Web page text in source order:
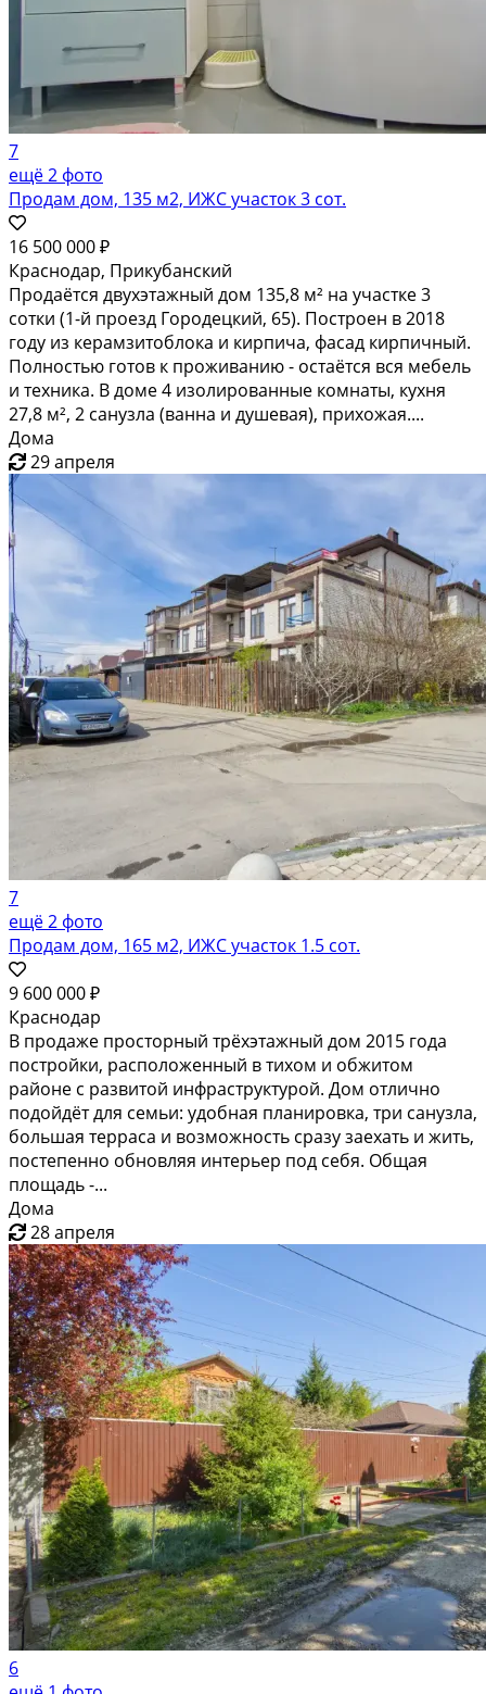
7
ещё 2 фото
Продам дом, 135 м2, ИЖС участок 3 сот.
16 500 000 ₽
Краснодар, Прикубанский
Продаётся двухэтажный дом 135,8 м² на участке 3
сотки (1-й проезд Городецкий, 65). Построен в 2018
году из керамзитоблока и кирпича, фасад кирпичный.
Полностью готов к проживанию - остаётся вся мебель
и техника. В доме 4 изолированные комнаты, кухня
27,8 м², 2 санузла (ванна и душевая), прихожая....
Дома
29 апреля
7
ещё 2 фото
Продам дом, 165 м2, ИЖС участок 1.5 сот.
9 600 000 ₽
Краснодар
В продаже просторный трёхэтажный дом 2015 года
постройки, расположенный в тихом и обжитом
районе с развитой инфраструктурой. Дом отлично
подойдёт для семьи: удобная планировка, три санузла,
большая терраса и возможность сразу заехать и жить,
постепенно обновляя интерьер под себя. Общая
площадь -...
Дома
28 апреля
6